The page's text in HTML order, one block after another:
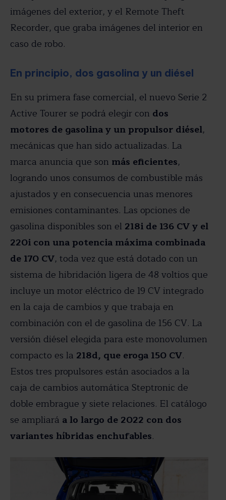
imágenes del exterior, y el Remote Theft
Recorder, que graba imágenes del interior en
caso de robo.
En principio, dos gasolina y un diésel
En su primera fase comercial, el nuevo Serie 2
Active Tourer se podrá elegir con dos
motores de gasolina y un propulsor diésel,
mecánicas que han sido actualizadas. La
marca anuncia que son más eficientes,
logrando unos consumos de combustible más
ajustados y en consecuencia unas menores
emisiones contaminantes. Las opciones de
gasolina disponibles son el 218i de 136 CV y el
220i con una potencia máxima combinada
de 170 CV, toda vez que está dotado con un
sistema de hibridación ligera de 48 voltios que
incluye un motor eléctrico de 19 CV integrado
en la caja de cambios y que trabaja en
combinación con el de gasolina de 156 CV. La
versión diésel elegida para este monovolumen
compacto es la 218d, que eroga 150 CV.
Estos tres propulsores están asociados a la
caja de cambios automática Steptronic de
doble embrague y siete relaciones. El catálogo
se ampliará a lo largo de 2022 con dos
variantes híbridas enchufables.